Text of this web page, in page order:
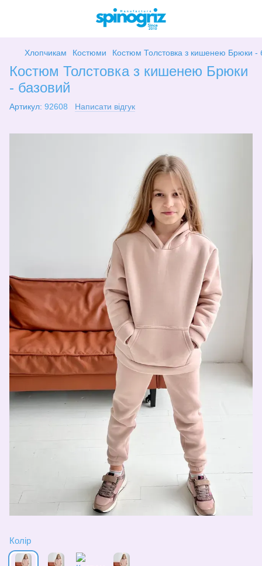
Хлопчикам Костюми Костюм Толстовка з кишенею Брюки -
Костюм Толстовка з кишенею Брюки
- базовий
Артикул: 92608 Написати відгук
Колір